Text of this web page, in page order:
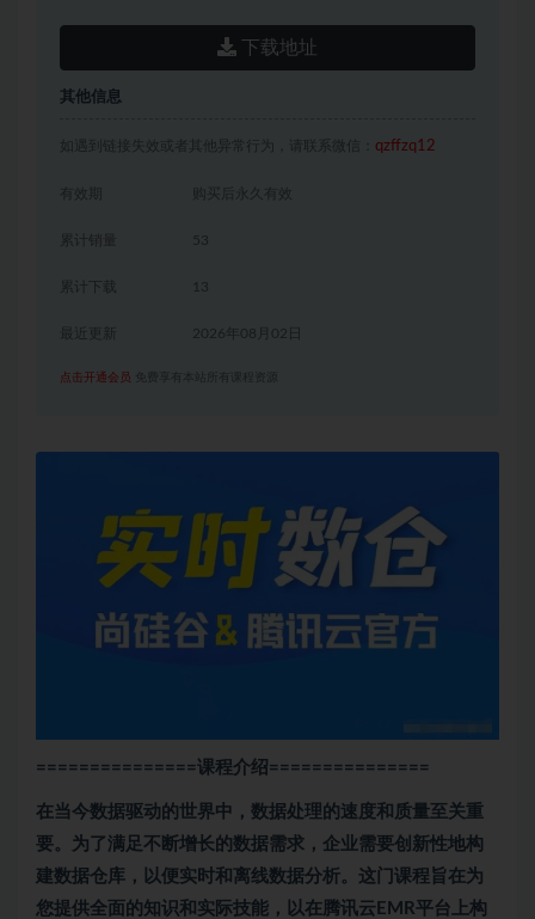
下载地址
其他信息
如遇到链接失效或者其他异常行为，请联系微信： qzffzq12
有效期 购买后永久有效
累计销量 53
累计下载 13
2026年08月02日
点击开通会员 免费享有本站所有课程资源
===============课程介绍 ===============
在当今数据驱动的世界中，数据处理的速度和质量至关重
要。为了满足不断增长的数据需求，企业需要创新性地构
建数据仓库，以便实时和离线数据分析。这门课程旨在为
您提供全面的知识和实际技能，以在腾讯云EMR平台上构